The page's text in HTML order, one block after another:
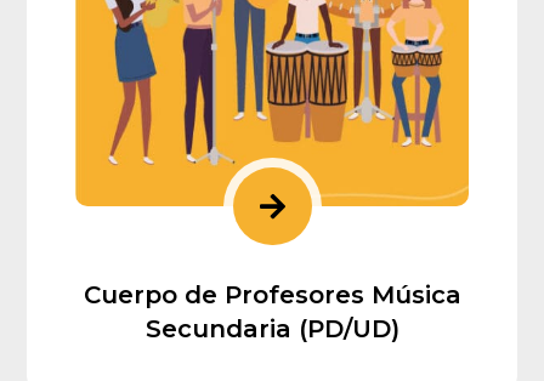

Cuerpo de Profesores Música
Secundaria (PD/UD)